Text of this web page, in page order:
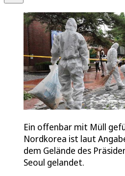
Ein offenbar mit Müll
Nordkorea ist laut
dem Gelände des
Seoul gelandet.